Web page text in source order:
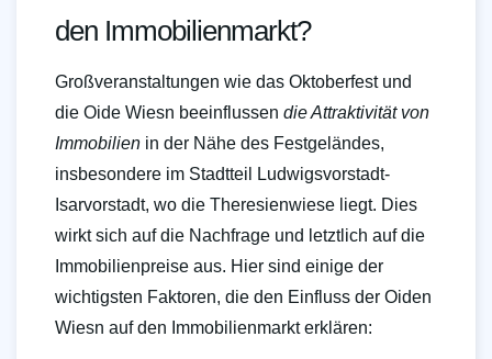
den Immobilienmarkt?
Großveranstaltungen wie das Oktoberfest und
die Oide Wiesn beeinflussen die Attraktivität von
Immobilien in der Nähe des Festgeländes,
insbesondere im Stadtteil Ludwigsvorstadt-
Isarvorstadt, wo die Theresienwiese liegt. Dies
wirkt sich auf die Nachfrage und letztlich auf die
Immobilienpreise aus. Hier sind einige der
wichtigsten Faktoren, die den Einfluss der Oiden
Wiesn auf den Immobilienmarkt erklären: